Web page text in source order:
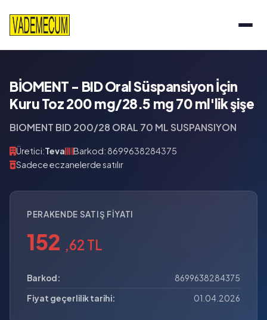
BİOMENT - BID Oral Süspansiyon İçin
Kuru Toz 200 mg/28.5 mg 70 ml'lik şişe
BIOMENT BID 200/28 ORAL 70 ML SUSPANSIYON
Üretici:Teva
Barkod: 8699638284375
Sadece eczanelerde satılır
PERAKENDE SATIŞ FIYATI
152 ,62 TL
Barkod:
8699638284375
Fiyat geçerlilik tarihi:
01.04.2026